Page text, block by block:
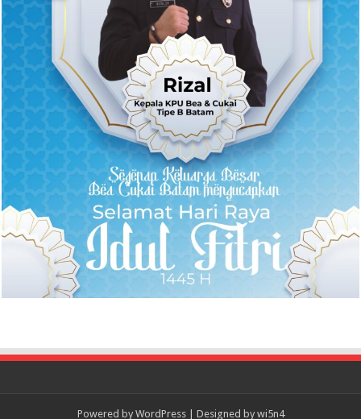
Powered by WordPress| Designed by wi5n4